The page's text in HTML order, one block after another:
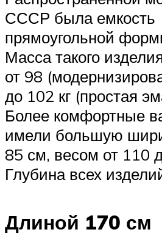
СССР была емкость
прямоугольной
Масса такого
от 98
до 102 кг (простая
Более комфортные
имели большую
85 см, весом от 110
Глубина всех
Длиной 170 см